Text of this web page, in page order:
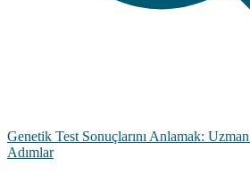
Genetik Test Sonuçlarını Anlamak:
Adımlar